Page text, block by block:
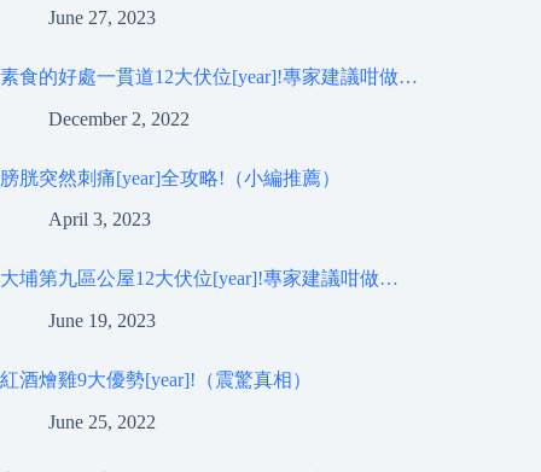
June 27, 2023
素食的好處一貫道12大伏位[year]!專家建議咁做…
December 2, 2022
膀胱突然刺痛[year]全攻略!（小編推薦）
April 3, 2023
大埔第九區公屋12大伏位[year]!專家建議咁做…
June 19, 2023
紅酒燴雞9大優勢[year]!（震驚真相）
June 25, 2022